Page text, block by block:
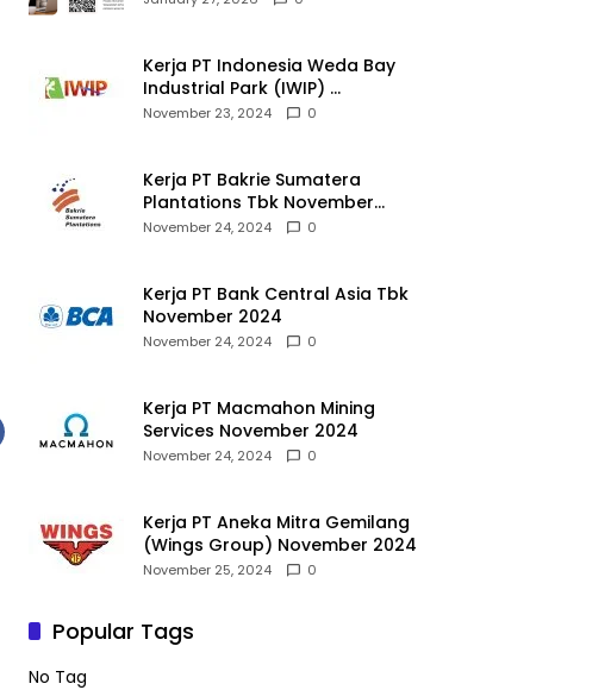
Kerja PT Indonesia Weda Bay
Industrial Park (IWIP)
November 2024
November 23, 2024 0
Kerja PT Bakrie Sumatera
Plantations Tbk November
2024
November 24, 2024 0
Kerja PT Bank Central Asia Tbk
November 2024
November 24, 2024 0
Kerja PT Macmahon Mining
Services November 2024
November 24, 2024 0
Kerja PT Aneka Mitra Gemilang
(Wings Group) November 2024
November 25, 2024 0
Popular Tags
No Tag